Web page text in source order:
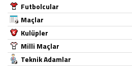
Futbolcular
Maçlar
Kulüpler
Milli Maçlar
Teknik Adamlar